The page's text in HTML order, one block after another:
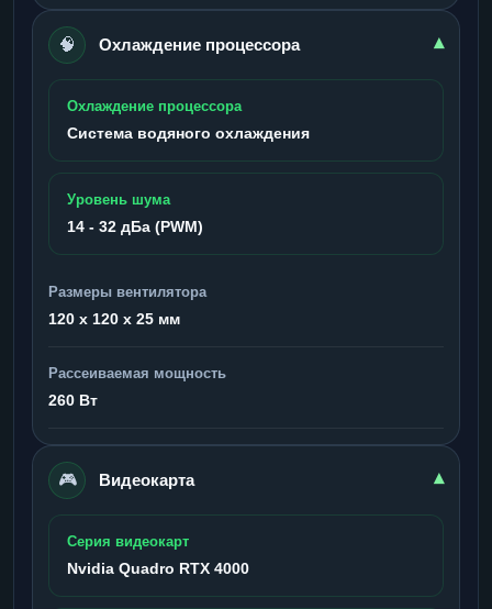
🧠 Охлаждение процессора ▾
Охлаждение процессора
Система водяного охлаждения
Уровень шума
14 - 32 дБа (PWM)
Размеры вентилятора
120 x 120 x 25 мм
Рассеиваемая мощность
260 Вт
🎮 Видеокарта ▾
Серия видеокарт
Nvidia Quadro RTX 4000